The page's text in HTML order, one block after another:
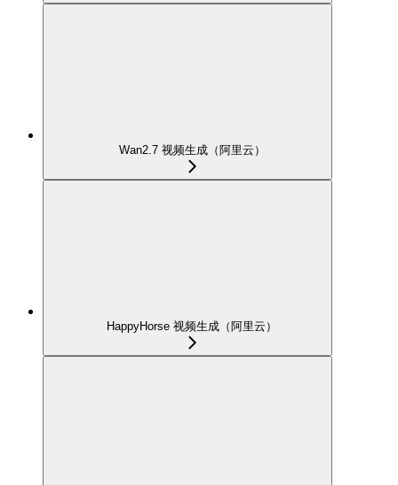
Wan2.7 视频生成（阿里云）
HappyHorse 视频生成（阿里云）